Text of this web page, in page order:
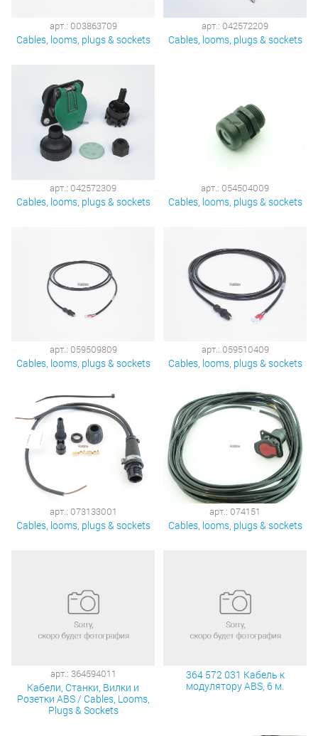
арт.: 003863709
Cables, looms, plugs & sockets
арт.: 042572209
Cables, looms, plugs & sockets
арт.: 042572309
Cables, looms, plugs & sockets
арт.: 054504009
Cables, looms, plugs & sockets
арт.: 059509809
Cables, looms, plugs & sockets
арт.: 059510409
Cables, looms, plugs & sockets
арт.: 073133001
Cables, looms, plugs & sockets
арт.: 074151
Cables, looms, plugs & sockets
арт.: 364594011
Кабели, Станки, Вилки и
Розетки ABS / Cables, Looms,
Plugs & Sockets
364 572 031 Кабель к
модулятору ABS, 6 м.